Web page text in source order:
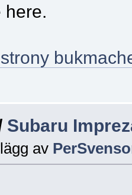
here.
Subaru
av